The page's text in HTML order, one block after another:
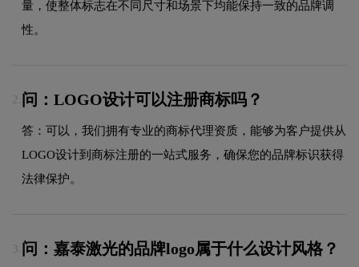
量，使整体标志在不同尺寸和场景下均能保持一致的品牌调
性。
2. 问：LOGO设计可以注册商标吗？
答：可以，我们拥有专业的商标代理资质，能够为客户提供从
LOGO设计到商标注册的一站式服务，确保您的品牌标识获得
法律保护。
3. 问：嘉泰激光的品牌logo属于什么设计风格？